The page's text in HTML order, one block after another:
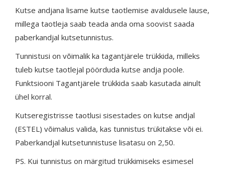
Kutse andjana lisame kutse taotlemise avaldusele lause,
millega taotleja saab teada anda oma soovist saada
paberkandjal kutsetunnistus.
Tunnistusi on võimalik ka tagantjärele trükkida, milleks
tuleb kutse taotlejal pöörduda kutse andja poole.
Funktsiooni Tagantjärele trükkida saab kasutada ainult
ühel korral.
Kutseregistrisse taotlusi sisestades on kutse andjal
(ESTEL) võimalus valida, kas tunnistus trükitakse või ei.
Paberkandjal kutsetunnistuse lisatasu on 2,50.
PS. Kui tunnistus on märgitud trükkimiseks esimesel